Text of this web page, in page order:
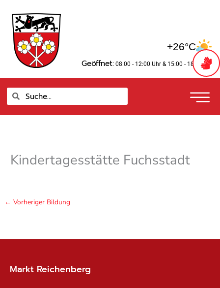
Inhalt
springen
+26°C
Geöffnet: 08:00 - 12:00 Uhr & 15:00 - 18:00 Uhr
SucheSuche
Kindertagesstätte Fuchsstadt
← Vorheriger Bildung
Markt Reichenberg